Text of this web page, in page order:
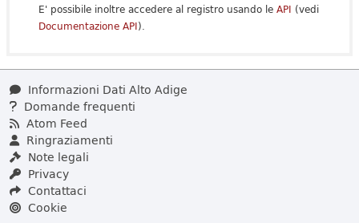
E' possibile inoltre accedere al registro usando le API (vedi
Documentazione API).
Informazioni Dati Alto Adige
Domande frequenti
Atom Feed
Ringraziamenti
Note legali
Privacy
Contattaci
Cookie